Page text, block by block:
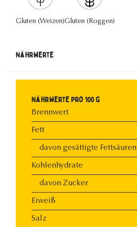
Gluten (Weizen)Gluten (Roggen)
Nährwerte
Nährwerte pro 100 g
Brennwert
Fett
davon gesättigte Fettsäuren
Kohlenhydrate
davon Zucker
Eiweiß
Salz